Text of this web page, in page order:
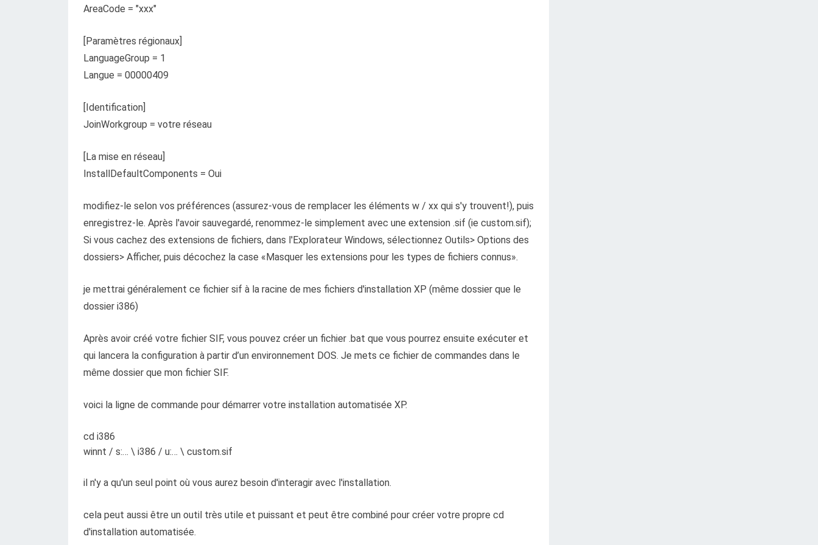
AreaCode = "xxx"
[Paramètres régionaux]
LanguageGroup = 1
Langue = 00000409
[Identification]
JoinWorkgroup = votre réseau
[La mise en réseau]
InstallDefaultComponents = Oui
modifiez-le selon vos préférences (assurez-vous de remplacer les éléments w / xx qui s'y trouvent!), puis
enregistrez-le. Après l'avoir sauvegardé, renommez-le simplement avec une extension .sif (ie custom.sif);
Si vous cachez des extensions de fichiers, dans l'Explorateur Windows, sélectionnez Outils> Options des
dossiers> Afficher, puis décochez la case «Masquer les extensions pour les types de fichiers connus».
je mettrai généralement ce fichier sif à la racine de mes fichiers d'installation XP (même dossier que le
dossier i386)
Après avoir créé votre fichier SIF, vous pouvez créer un fichier .bat que vous pourrez ensuite exécuter et
qui lancera la configuration à partir d’un environnement DOS. Je mets ce fichier de commandes dans le
même dossier que mon fichier SIF.
voici la ligne de commande pour démarrer votre installation automatisée XP.
cd i386
winnt / s:… \ i386 / u:… \ custom.sif
il n'y a qu'un seul point où vous aurez besoin d'interagir avec l'installation.
cela peut aussi être un outil très utile et puissant et peut être combiné pour créer votre propre cd
d'installation automatisée.